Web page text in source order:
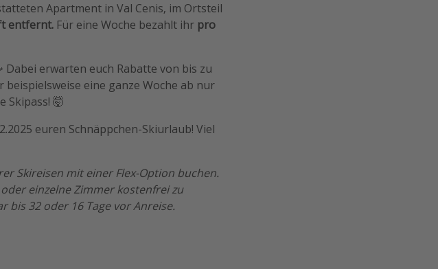
Apartment in Val Cenis, im Ortsteil
entfernt. Für eine Woche bezahlt ihr pro
erwarten euch Rabatte von bis zu
beispielsweise eine ganze Woche ab nur
Skipass! 🤯
euren Schnäppchen-Skiurlaub! Viel
Skireisen mit einer Flex-Option buchen.
einzelne Zimmer kostenfrei zu
32 oder 16 Tage vor Anreise.